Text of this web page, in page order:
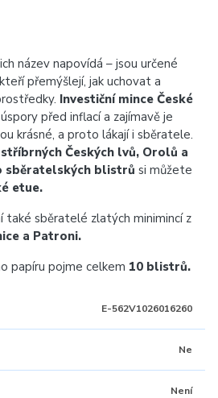
název napovídá – jsou určené
přemýšlejí, jak uchovat a
Investiční mince České
před inflací a zajímavě je
krásné, a proto lákají i sběratele.
Českých lvů, Orolů a
sběratelských blistrů si můžete
etue.
také sběratelé zlatých minimincí z
a Patroni.
papíru pojme celkem 10 blistrů.
E-562V1026016260
Ne
Není